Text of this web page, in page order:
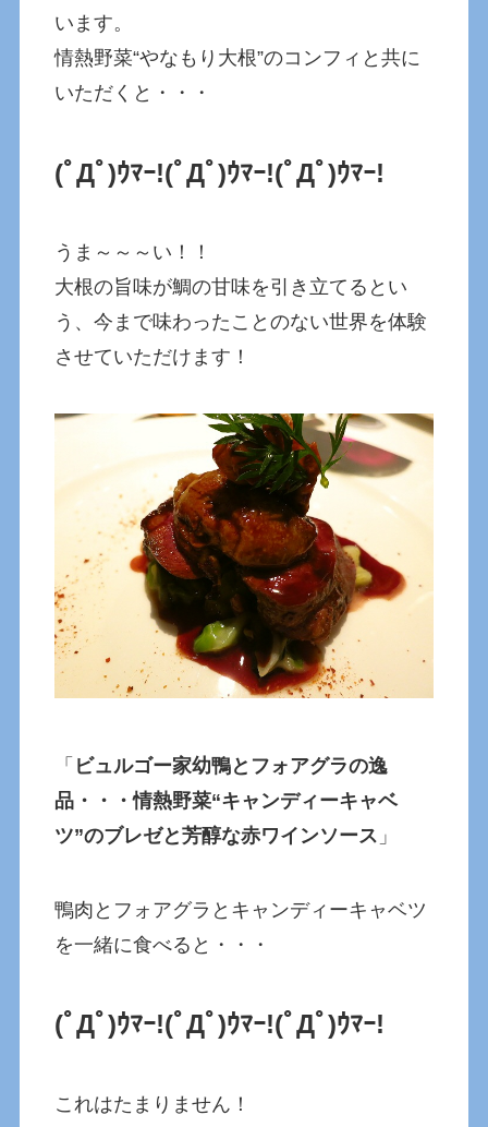
います。
情熱野菜“やなもり大根”のコンフィと共に
いただくと・・・
(ﾟДﾟ)ｳﾏｰ!(ﾟДﾟ)ｳﾏｰ!(ﾟДﾟ)ｳﾏｰ!
うま～～～い！！
大根の旨味が鯛の甘味を引き立てるとい
う、今まで味わったことのない世界を体験
させていただけます！
「 ビュルゴー家幼鴨とフォアグラの逸
品・・・情熱野菜“キャンディーキャベ
ツ”のブレゼと芳醇な赤ワインソース 」
鴨肉とフォアグラとキャンディーキャベツ
を一緒に食べると・・・
(ﾟДﾟ)ｳﾏｰ!(ﾟДﾟ)ｳﾏｰ!(ﾟДﾟ)ｳﾏｰ!
これはたまりません！